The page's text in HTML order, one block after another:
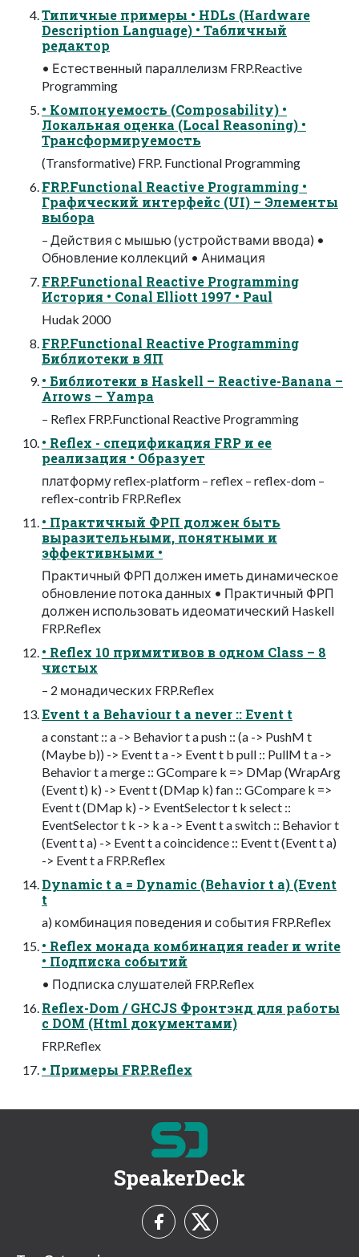
Типичные примеры • HDLs (Hardware
Description Language) • Табличный
редактор
• Естественный параллелизм FRP.Reactive
Programming
• Компонуемость (Composability) •
Локальная оценка (Local Reasoning) •
Трансформируемость
(Transformative) FRP. Functional Programming
FRP.Functional Reactive Programming •
Графический интерфейс (UI) – Элементы
выбора
– Действия с мышью (устройствами ввода) •
Обновление коллекций • Анимация
FRP.Functional Reactive Programming
История • Conal Elliott 1997 • Paul
Hudak 2000
FRP.Functional Reactive Programming
Библиотеки в ЯП
• Библиотеки в Haskell – Reactive-Banana –
Arrows – Yampa
– Reflex FRP.Functional Reactive Programming
• Reflex - cпецификация FRP и ее
реализация • Образует
платформу reflex-platform – reflex – reflex-dom –
reflex-contrib FRP.Reflex
• Практичный ФРП должен быть
выразительными, понятными и
эффективными •
Практичный ФРП должен иметь динамическое
обновление потока данных • Практичный ФРП
должен использовать идеоматический Haskell
FRP.Reflex
• Reflex 10 примитивов в одном Сlass – 8
чистых
– 2 монадических FRP.Reflex
Event t a Behaviour t a never :: Event t
a constant :: a -> Behavior t a push :: (a -> PushM t
(Maybe b)) -> Event t a -> Event t b pull :: PullM t a ->
Behavior t a merge :: GCompare k => DMap (WrapArg
(Event t) k) -> Event t (DMap k) fan :: GCompare k =>
Event t (DMap k) -> EventSelector t k select ::
EventSelector t k -> k a -> Event t a switch :: Behavior t
(Event t a) -> Event t a coincidence :: Event t (Event t a)
-> Event t a FRP.Reflex
Dynamic t a = Dynamic (Behavior t a) (Event
t
a) комбинация поведения и события FRP.Reflex
• Reflex монада комбинация reader и write
• Подписка событий
• Подписка слушателей FRP.Reflex
Reflex-Dom / GHCJS Фронтэнд для работы
с DOM (Html документами)
FRP.Reflex
• Примеры FRP.Reflex
SpeakerDeck